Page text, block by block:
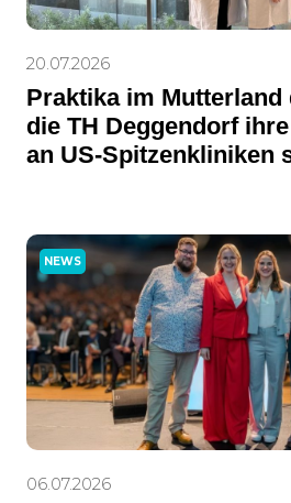
20.07.2026
Praktika im Mutterland
die TH Deggendorf
an US-Spitzenkliniken
NEWS
06.07.2026